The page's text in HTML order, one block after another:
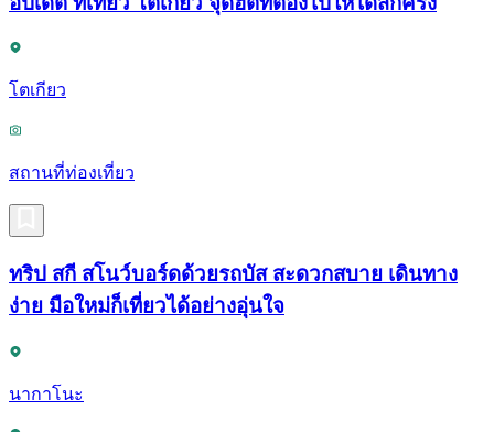
โตเกียว
สถานที่ท่องเที่ยว
ทริป สกี สโนว์บอร์ดด้วยรถบัส สะดวกสบาย เดินทาง
ง่าย มือใหม่ก็เที่ยวได้อย่างอุ่นใจ
นากาโนะ